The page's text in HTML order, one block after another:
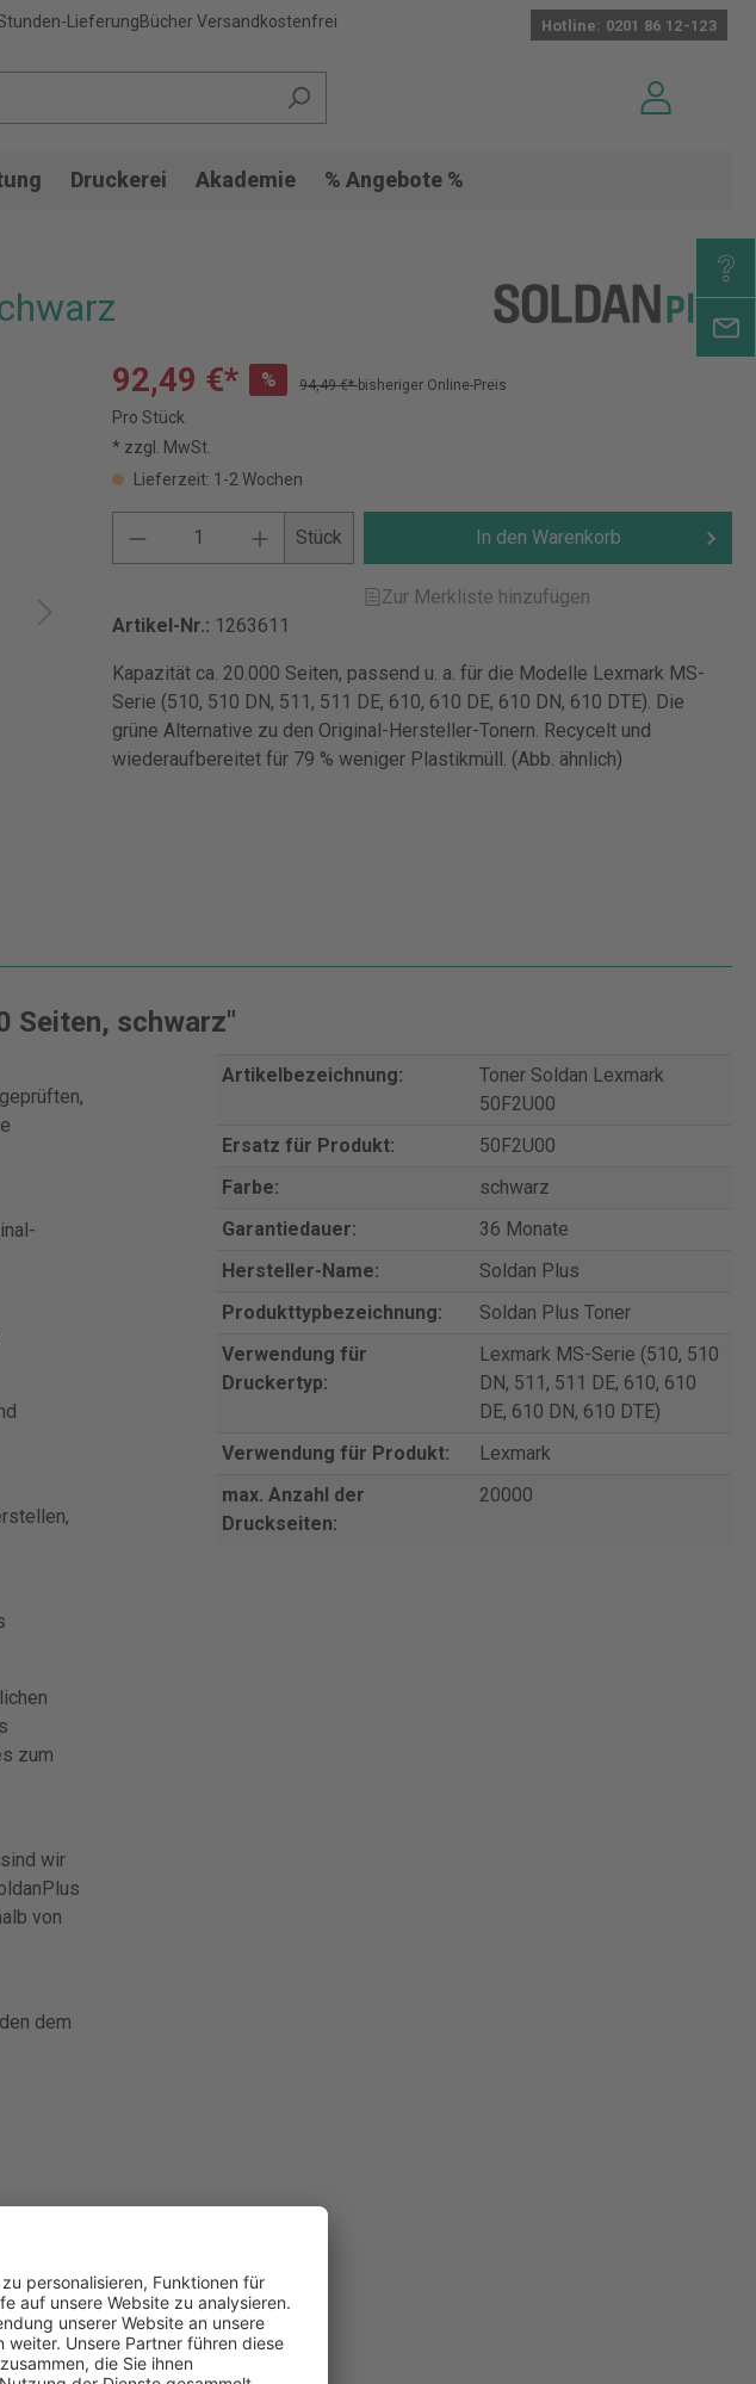
LieferungBücher Versandkostenfrei Hotline: 0201 86 12-123
Druckerei Akademie % Angebote %
92,49 €* % 94,49 €*bisheriger Online-Preis
Pro Stück
* zzgl. MwSt.
Lieferzeit: 1-2 Wochen
Stück In den Warenkorb
Zur Merkliste hinzufügen
Artikel-Nr.: 1263611
Kapazität ca. 20.000 Seiten, passend u. a. für die Modelle Lexmark MS-
Serie (510, 510 DN, 511, 511 DE, 610, 610 DE, 610 DN, 610 DTE). Die
grüne Alternative zu den Original-Hersteller-Tonern. Recycelt und
wiederaufbereitet für 79 % weniger Plastikmüll. (Abb. ähnlich)
Seiten, schwarz"
zum
wir
von
dem
Artikelbezeichnung:
Toner Soldan Lexmark
50F2U00
Ersatz für Produkt:
50F2U00
Farbe:
schwarz
Garantiedauer:
36 Monate
Hersteller-Name:
Soldan Plus
Produkttypbezeichnung:
Soldan Plus Toner
Verwendung für
Druckertyp:
Lexmark MS-Serie (510, 510
DN, 511, 511 DE, 610, 610
DE, 610 DN, 610 DTE)
Verwendung für Produkt:
Lexmark
max. Anzahl der
Druckseiten:
20000